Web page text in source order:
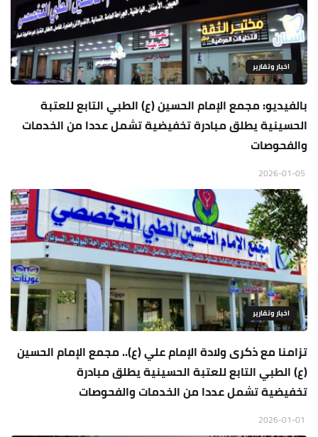
اخبار وتقارير
بالفيديو: مجمع الإمام الحسين (ع) الطبي التابع للعتبة
الحسينية يطلق مبادرة تخفيضية تشمل عددا من الخدمات
والفحوصات
اخبار وتقارير
تزامنا مع ذكرى ولادة الإمام علي (ع).. مجمع الإمام الحسين
(ع) الطبي التابع للعتبة الحسينية يطلق مبادرة
تخفيضية تشمل عددا من الخدمات والفحوصات